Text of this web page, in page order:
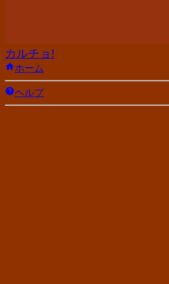
カルチョ!
ホーム
ヘルプ